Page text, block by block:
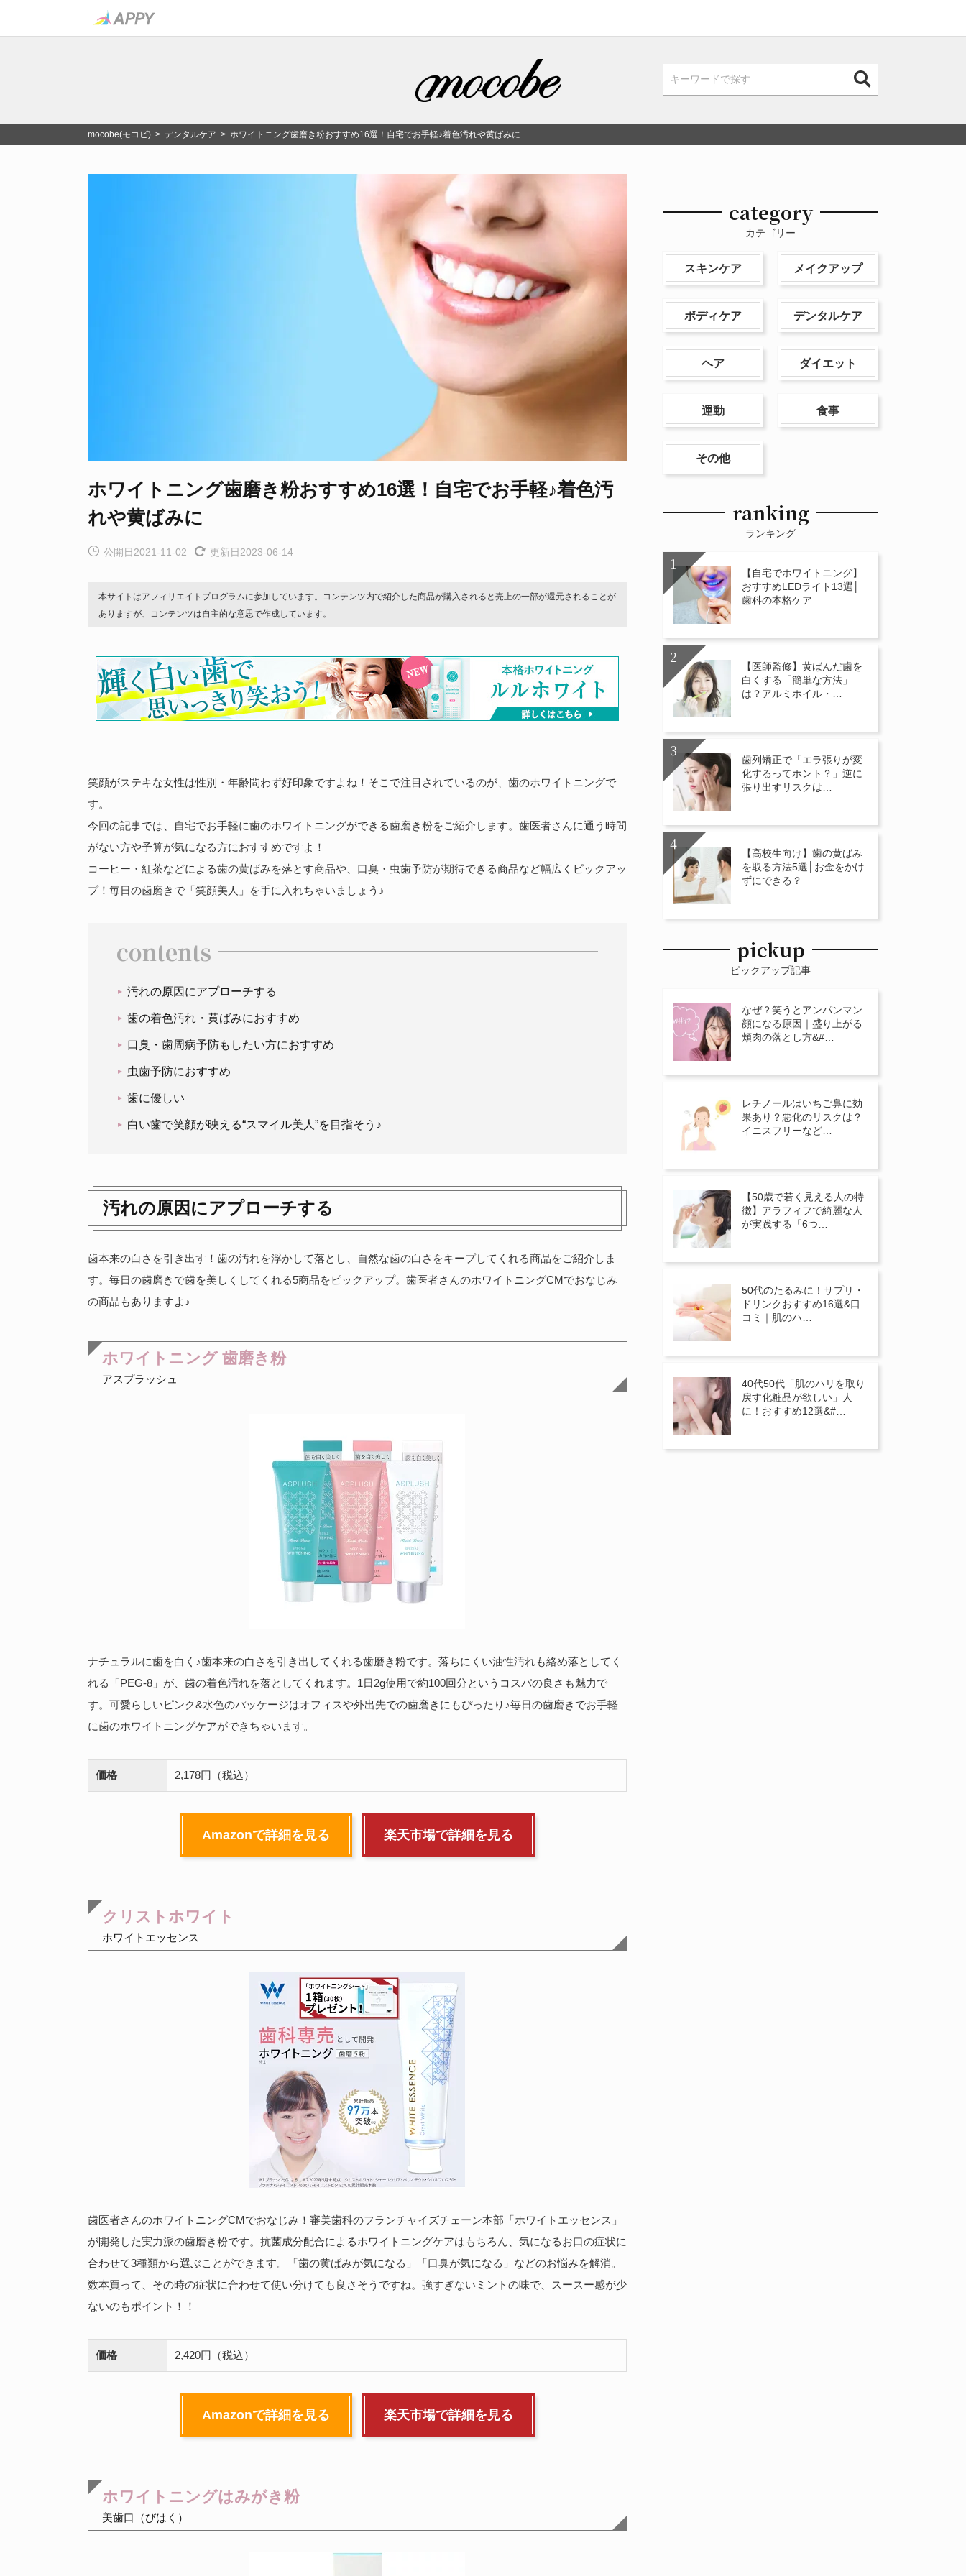
mocobe(モコビ) > デンタルケア > ホワイトニング歯磨き粉おすすめ16選！自宅でお手軽♪着色汚れや黄ばみに
ホワイトニング歯磨き粉おすすめ16選！自宅でお手軽♪着色汚
れや黄ばみに
公開日2021-11-02 更新日2023-06-14
本サイトはアフィリエイトプログラムに参加しています。コンテンツ内で紹介した商品が購入されると売上の一部が還元されることが
ありますが、コンテンツは自主的な意思で作成しています。
笑顔がステキな女性は性別・年齢問わず好印象ですよね！そこで注目されているのが、歯のホワイトニングで
す。
今回の記事では、自宅でお手軽に歯のホワイトニングができる歯磨き粉をご紹介します。歯医者さんに通う時間
がない方や予算が気になる方におすすめですよ！
コーヒー・紅茶などによる歯の黄ばみを落とす商品や、口臭・虫歯予防が期待できる商品など幅広くピックアッ
プ！毎日の歯磨きで「笑顔美人」を手に入れちゃいましょう♪
contents
汚れの原因にアプローチする
歯の着色汚れ・黄ばみにおすすめ
口臭・歯周病予防もしたい方におすすめ
虫歯予防におすすめ
歯に優しい
白い歯で笑顔が映える“スマイル美人”を目指そう♪
汚れの原因にアプローチする
歯本来の白さを引き出す！歯の汚れを浮かして落とし、自然な歯の白さをキープしてくれる商品をご紹介しま
す。毎日の歯磨きで歯を美しくしてくれる5商品をピックアップ。歯医者さんのホワイトニングCMでおなじみ
の商品もありますよ♪
ホワイトニング 歯磨き粉
アスプラッシュ
ナチュラルに歯を白く♪歯本来の白さを引き出してくれる歯磨き粉です。落ちにくい油性汚れも絡め落としてく
れる「PEG-8」が、歯の着色汚れを落としてくれます。1日2g使用で約100回分というコスパの良さも魅力で
す。可愛らしいピンク&水色のパッケージはオフィスや外出先での歯磨きにもぴったり♪毎日の歯磨きでお手軽
に歯のホワイトニングケアができちゃいます。
価格 2,178円（税込）
Amazonで詳細を見る 楽天市場で詳細を見る
クリストホワイト
ホワイトエッセンス
歯医者さんのホワイトニングCMでおなじみ！審美歯科のフランチャイズチェーン本部「ホワイトエッセンス」
が開発した実力派の歯磨き粉です。抗菌成分配合によるホワイトニングケアはもちろん、気になるお口の症状に
合わせて3種類から選ぶことができます。「歯の黄ばみが気になる」「口臭が気になる」などのお悩みを解消。
数本買って、その時の症状に合わせて使い分けても良さそうですね。強すぎないミントの味で、スースー感が少
ないのもポイント！！
価格 2,420円（税込）
Amazonで詳細を見る 楽天市場で詳細を見る
ホワイトニングはみがき粉
美歯口（びはく）
category
カテゴリー
スキンケア メイクアップ
ボディケア デンタルケア
ヘア ダイエット
運動 食事
その他
ranking
ランキング
【自宅でホワイトニング】
おすすめLEDライト13選│
歯科の本格ケア
【医師監修】黄ばんだ歯を
白くする「簡単な方法」
は？アルミホイル・…
歯列矯正で「エラ張りが変
化するってホント？」逆に
張り出すリスクは…
【高校生向け】歯の黄ばみ
を取る方法5選│お金をかけ
ずにできる？
pickup
ピックアップ記事
なぜ？笑うとアンパンマン
顔になる原因｜盛り上がる
頬肉の落とし方&#…
レチノールはいちご鼻に効
果あり？悪化のリスクは？
イニスフリーなど…
【50歳で若く見える人の特
徴】アラフィフで綺麗な人
が実践する「6つ…
50代のたるみに！サプリ・
ドリンクおすすめ16選&口
コミ｜肌のハ…
40代50代「肌のハリを取り
戻す化粧品が欲しい」人
に！おすすめ12選&#…